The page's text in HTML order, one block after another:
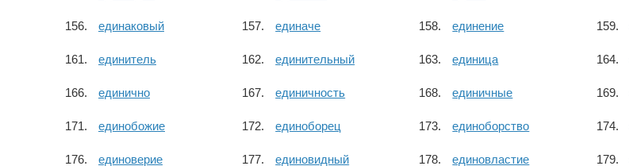
единаковый единаче единение
единитель единительный единица
единично единичность единичные
единобожие единоборец единоборство
единоверие единовидный единовластие